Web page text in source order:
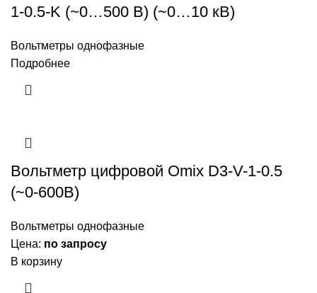
1-0.5-K (~0…500 В) (~0…10 кВ)
Вольтметры однофазные
Подробнее
Вольтметр цифровой Omix D3-V-1-0.5
(~0-600В)
Вольтметры однофазные
Цена: по запросу
В корзину